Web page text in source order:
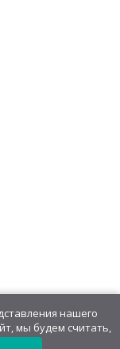
нашего
мы будем считать,